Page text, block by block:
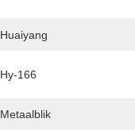
Huaiyang
Hy-166
Metaalblik